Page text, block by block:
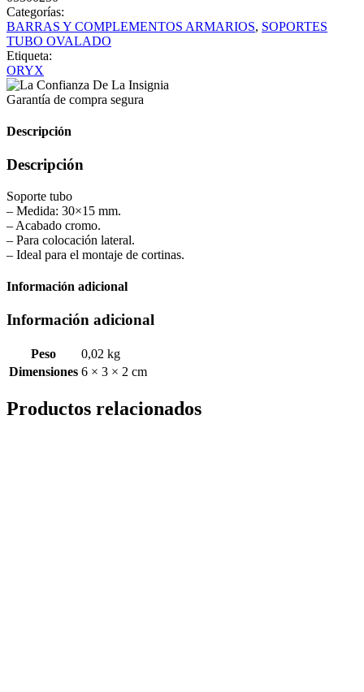
Categorías:
BARRAS Y COMPLEMENTOS ARMARIOS, SOPORTES
TUBO OVALADO
Etiqueta:
ORYX
Garantía de compra segura
Descripción
Descripción
Soporte tubo
– Medida: 30×15 mm.
– Acabado cromo.
– Para colocación lateral.
– Ideal para el montaje de cortinas.
Información adicional
Información adicional
Peso
0,02 kg
Dimensiones 6 × 3 × 2 cm
Productos relacionados